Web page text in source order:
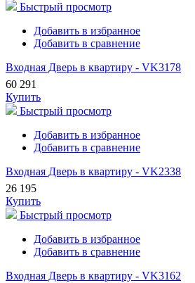
Быстрый просмотр
Добавить в избранное
Добавить в сравнение
Входная Дверь в квартиру - VK3178
60 291
Купить
Быстрый просмотр
Добавить в избранное
Добавить в сравнение
Входная Дверь в квартиру - VK2338
26 195
Купить
Быстрый просмотр
Добавить в избранное
Добавить в сравнение
Входная Дверь в квартиру - VK3162